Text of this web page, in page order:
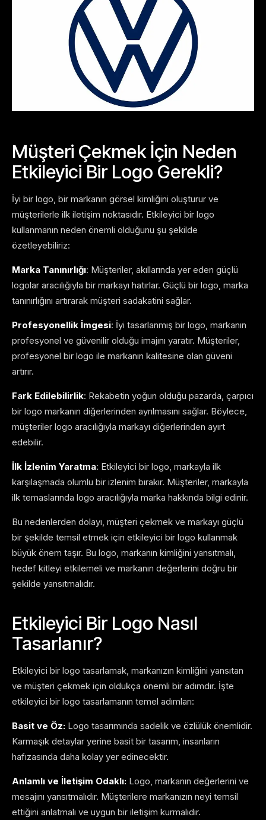
Müşteri Çekmek İçin Neden
Etkileyici Bir Logo Gerekli?
İyi bir logo, bir markanın görsel kimliğini oluşturur ve
müşterilerle ilk iletişim noktasıdır. Etkileyici bir logo
kullanmanın neden önemli olduğunu şu şekilde
özetleyebiliriz:
Marka Tanınırlığı: Müşteriler, akıllarında yer eden güçlü
logolar aracılığıyla bir markayı hatırlar. Güçlü bir logo, marka
tanınırlığını artırarak müşteri sadakatini sağlar.
Profesyonellik İmgesi: İyi tasarlanmış bir logo, markanın
profesyonel ve güvenilir olduğu imajını yaratır. Müşteriler,
profesyonel bir logo ile markanın kalitesine olan güveni
artırır.
Fark Edilebilirlik: Rekabetin yoğun olduğu pazarda, çarpıcı
bir logo markanın diğerlerinden ayrılmasını sağlar. Böylece,
müşteriler logo aracılığıyla markayı diğerlerinden ayırt
edebilir.
İlk İzlenim Yaratma: Etkileyici bir logo, markayla ilk
karşılaşmada olumlu bir izlenim bırakır. Müşteriler, markayla
ilk temaslarında logo aracılığıyla marka hakkında bilgi edinir.
Bu nedenlerden dolayı, müşteri çekmek ve markayı güçlü
bir şekilde temsil etmek için etkileyici bir logo kullanmak
büyük önem taşır. Bu logo, markanın kimliğini yansıtmalı,
hedef kitleyi etkilemeli ve markanın değerlerini doğru bir
şekilde yansıtmalıdır.
Etkileyici Bir Logo Nasıl
Tasarlanır?
Etkileyici bir logo tasarlamak, markanızın kimliğini yansıtan
ve müşteri çekmek için oldukça önemli bir adımdır. İşte
etkileyici bir logo tasarlamanın temel adımları:
Basit ve Öz: Logo tasarımında sadelik ve özlülük önemlidir.
Karmaşık detaylar yerine basit bir tasarım, insanların
hafızasında daha kolay yer edinecektir.
Anlamlı ve İletişim Odaklı: Logo, markanın değerlerini ve
mesajını yansıtmalıdır. Müşterilere markanızın neyi temsil
ettiğini anlatmalı ve uygun bir iletişim kurmalıdır.